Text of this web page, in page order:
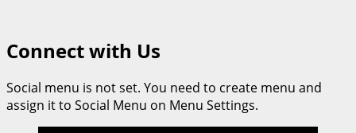
Connect with Us
Social menu is not set. You need to create menu and
assign it to Social Menu on Menu Settings.